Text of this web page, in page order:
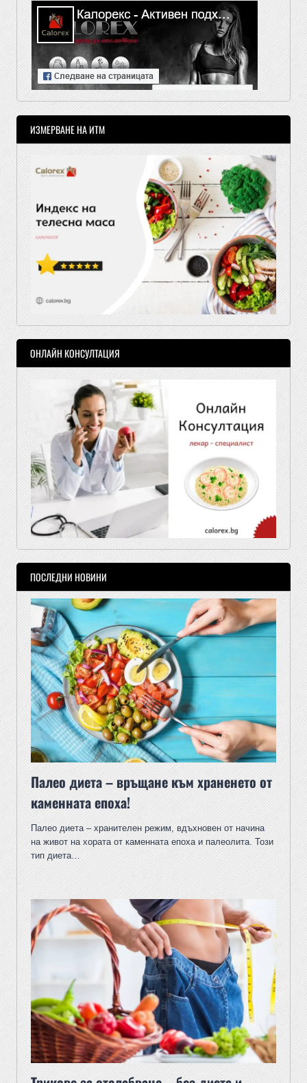
ИЗМЕРВАНЕ НА ИТМ
ОНЛАЙН КОНСУЛТАЦИЯ
ПОСЛЕДНИ НОВИНИ
Палео диета – връщане към храненето от
каменната епоха!
Палео диета – хранителен режим, вдъхновен от начина
на живот на хората от каменната епоха и палеолита. Този
тип диета…